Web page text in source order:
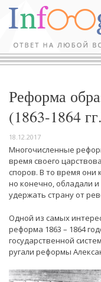
Реформа
(1863-1864
18.12.2017
Многочисленные
время своего
споров. В то время
но конечно, обладали
удержать страну от
Одной из самых
реформа 1863 – 1864
государственной
ругали реформы